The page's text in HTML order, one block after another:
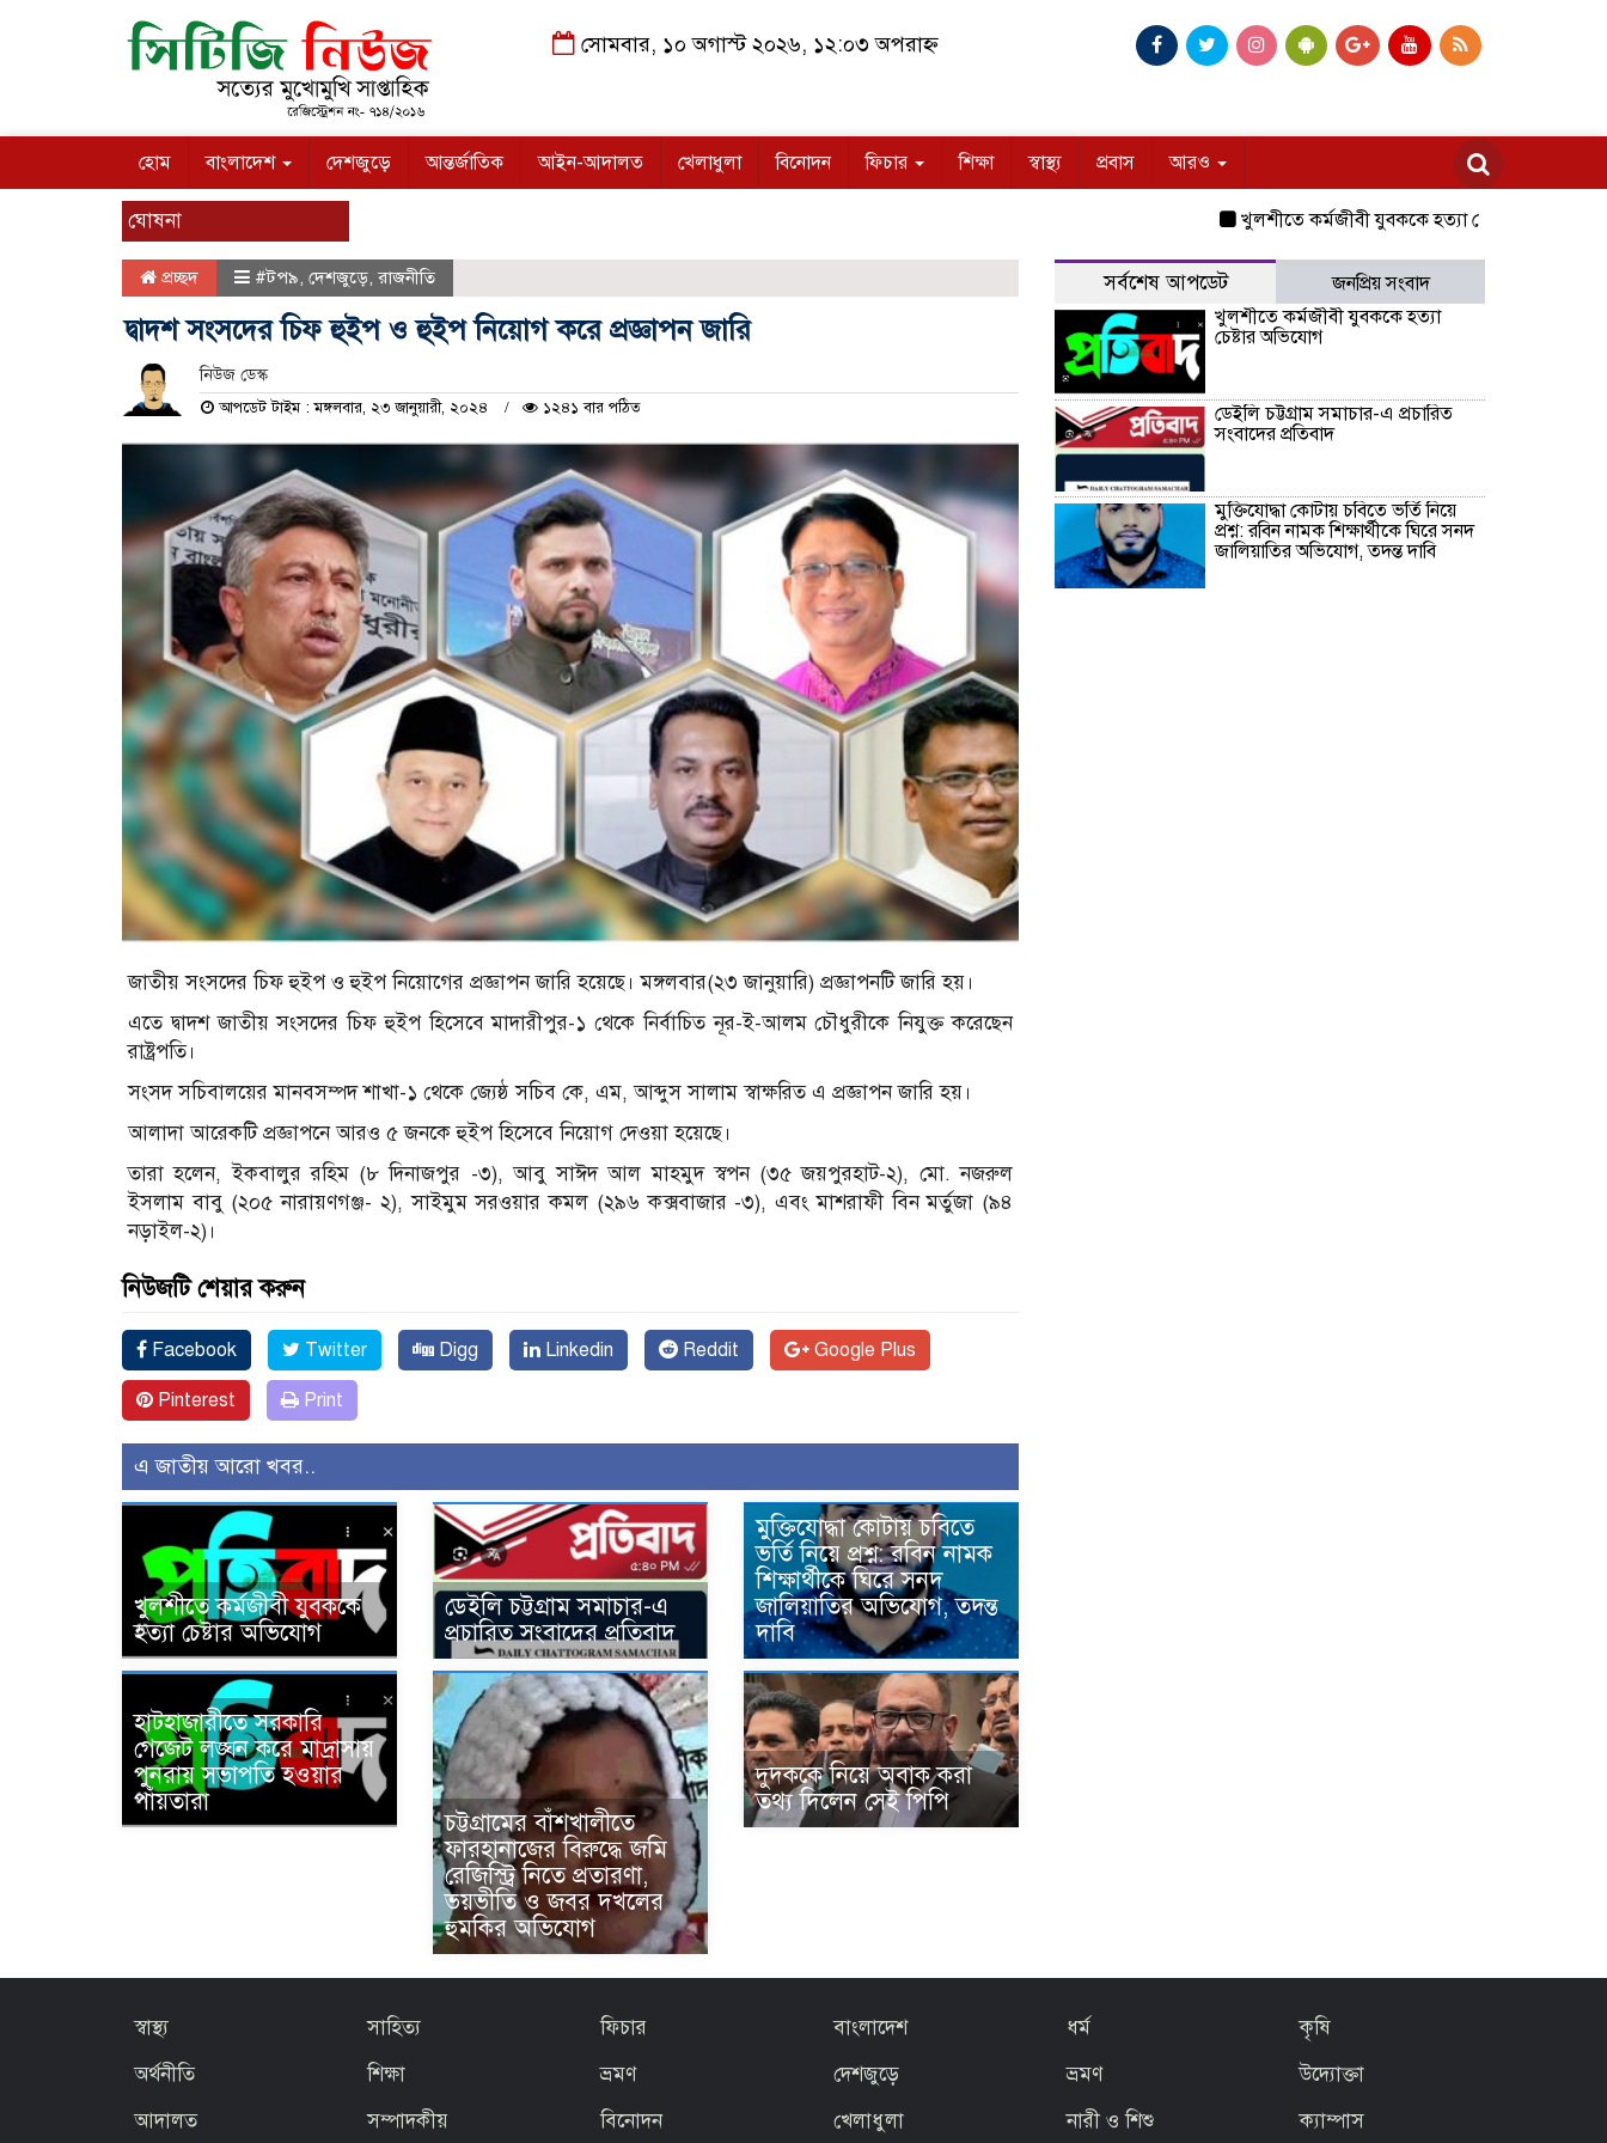
সোমবার, ১০ অগাস্ট ২০২৬, ১২:০৩ অপরাহ্ন
হোম বাংলাদেশ দেশজুড়ে আন্তর্জাতিক আইন-আদালত খেলাধুলা বিনোদন ফিচার শিক্ষা স্বাস্থ্য প্রবাস আরও
ঘোষনা খুলশীতে কর্মজীবী যুবককে হত্যা চেষ্টার অভিযোগ
প্রচ্ছদ #টপ৯, দেশজুড়ে, রাজনীতি
দ্বাদশ সংসদের চিফ হুইপ ও হুইপ নিয়োগ করে প্রজ্ঞাপন জারি
নিউজ ডেস্ক
আপডেট টাইম : মঙ্গলবার, ২৩ জানুয়ারী, ২০২৪ ১২৪১ বার পঠিত
জাতীয় সংসদের চিফ হুইপ ও হুইপ নিয়োগের প্রজ্ঞাপন জারি হয়েছে। মঙ্গলবার(২৩ জানুয়ারি) প্রজ্ঞাপনটি জারি হয়।
এতে দ্বাদশ জাতীয় সংসদের চিফ হুইপ হিসেবে মাদারীপুর-১ থেকে নির্বাচিত নূর-ই-আলম চৌধুরীকে নিযুক্ত করেছেন
রাষ্ট্রপতি।
সংসদ সচিবালয়ের মানবসম্পদ শাখা-১ থেকে জ্যেষ্ঠ সচিব কে, এম, আব্দুস সালাম স্বাক্ষরিত এ প্রজ্ঞাপন জারি হয়।
আলাদা আরেকটি প্রজ্ঞাপনে আরও ৫ জনকে হুইপ হিসেবে নিয়োগ দেওয়া হয়েছে।
তারা হলেন, ইকবালুর রহিম (৮ দিনাজপুর -৩), আবু সাঈদ আল মাহমুদ স্বপন (৩৫ জয়পুরহাট-২), মো. নজরুল
ইসলাম বাবু (২০৫ নারায়ণগঞ্জ- ২), সাইমুম সরওয়ার কমল (২৯৬ কক্সবাজার -৩), এবং মাশরাফী বিন মর্তুজা (৯৪
নড়াইল-২)।
নিউজটি শেয়ার করুন
Facebook Twitter Digg Linkedin Reddit Google Plus
Pinterest Print
এ জাতীয় আরো খবর..
খুলশীতে কর্মজীবী যুবককে
হত্যা চেষ্টার অভিযোগ
ডেইলি চট্টগ্রাম সমাচার-এ
প্রচারিত সংবাদের প্রতিবাদ
মুক্তিযোদ্ধা কোটায় চবিতে
ভর্তি নিয়ে প্রশ্ন: রবিন নামক
শিক্ষার্থীকে ঘিরে সনদ
জালিয়াতির অভিযোগ, তদন্ত
দাবি
হাটহাজারীতে সরকারি
গেজেট লঙ্ঘন করে মাদ্রাসায়
পুনরায় সভাপতি হওয়ার
পাঁয়তারা
চট্টগ্রামের বাঁশখালীতে
ফারহানাজের বিরুদ্ধে জমি
রেজিস্ট্রি নিতে প্রতারণা,
ভয়ভীতি ও জবর দখলের
হুমকির অভিযোগ
দুদককে নিয়ে অবাক করা
তথ্য দিলেন সেই পিপি
সর্বশেষ আপডেট
জনপ্রিয় সংবাদ
খুলশীতে কর্মজীবী যুবককে হত্যা
চেষ্টার অভিযোগ
ডেইলি চট্টগ্রাম সমাচার-এ প্রচারিত
সংবাদের প্রতিবাদ
মুক্তিযোদ্ধা কোটায় চবিতে ভর্তি নিয়ে
প্রশ্ন: রবিন নামক শিক্ষার্থীকে ঘিরে সনদ
জালিয়াতির অভিযোগ, তদন্ত দাবি
স্বাস্থ্য
অর্থনীতি
আদালত
সাহিত্য
শিক্ষা
সম্পাদকীয়
ফিচার
ভ্রমণ
বিনোদন
বাংলাদেশ
দেশজুড়ে
খেলাধুলা
ধর্ম
ভ্রমণ
নারী ও শিশু
কৃষি
উদ্যোক্তা
ক্যাম্পাস